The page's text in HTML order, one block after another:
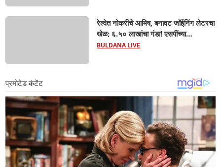
रेल्वेत नोकरीचे आमिष, बनावट जॉईनिंग लेटरचा
खेळ; ६.५० लाखांचा गंडा! एसपींच्या
आदेशानंतर अखेर गुन्हा दाखल; आसलगावच्या
BULDANA LIVE